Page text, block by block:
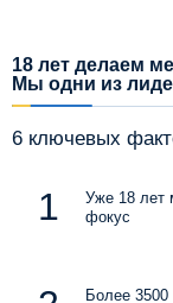
18 лет делаем
Мы одни из
6 ключевых
Уже 18 лет
фокус
Более